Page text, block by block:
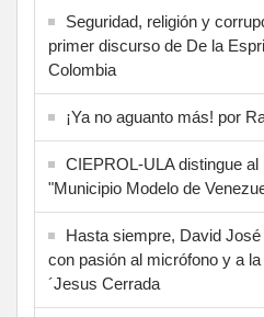
Seguridad, religión y
primer discurso de De la
Colombia
¡Ya no aguanto más! por
CIEPROL-ULA distingue
"Municipio Modelo de
Hasta siempre, David
con pasión al micrófono y a
´Jesus Cerrada